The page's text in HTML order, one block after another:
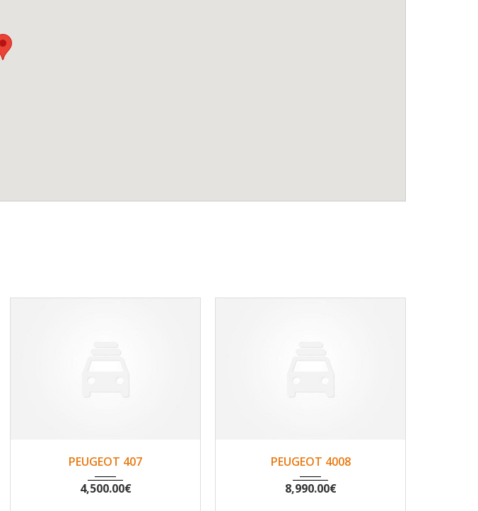
2004 Non 147120
PEUGEOT 407
4,500.00€
2014 Non 187500
PEUGEOT 4008
8,990.00€